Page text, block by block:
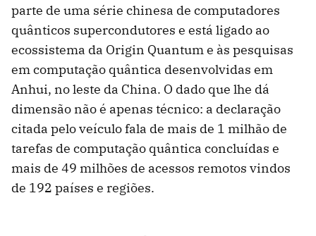
parte de uma série chinesa de computadores
quânticos supercondutores e está ligado ao
ecossistema da Origin Quantum e às pesquisas
em computação quântica desenvolvidas em
Anhui, no leste da China. O dado que lhe dá
dimensão não é apenas técnico: a declaração
citada pelo veículo fala de mais de 1 milhão de
tarefas de computação quântica concluídas e
mais de 49 milhões de acessos remotos vindos
de 192 países e regiões.